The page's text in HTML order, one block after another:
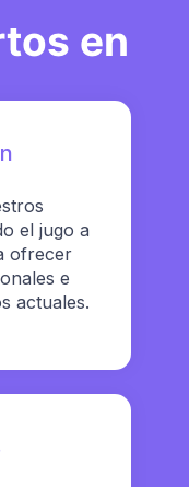
en
el jugo a
ofrecer
e
actuales.